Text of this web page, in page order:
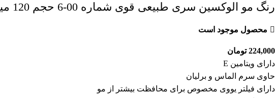
رنگ مو الوکسین سری طبیعی قوی شماره 00-6 حجم 120 میل رنگ بلوند تیره قوی
محصول موجود است
224,000 تومان
دارای ویتامین E
حاوی سرم الماس و برلیان
دارای فیلتر یووی مخصوص برای محافظت بیشتر از مو